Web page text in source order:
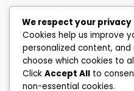
We respect your privacy
Cookies help us improve
personalized content,
choose which cookies to
Click Accept All to
non-essential cookies.